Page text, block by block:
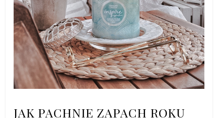
JAK PACHNIE ZAPACH ROKU